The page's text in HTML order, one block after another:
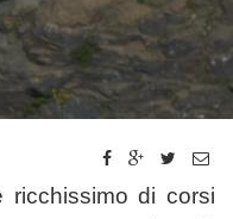
ricchissimo di corsi